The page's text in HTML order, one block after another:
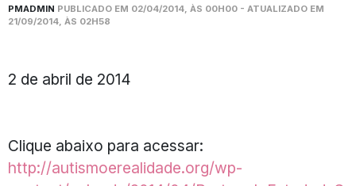
PMADMIN PUBLICADO EM 02/04/2014, ÀS 00H00 - ATUALIZADO EM
21/09/2014, ÀS 02H58
2 de abril de 2014
Clique abaixo para acessar:
http://autismoerealidade.org/wp-